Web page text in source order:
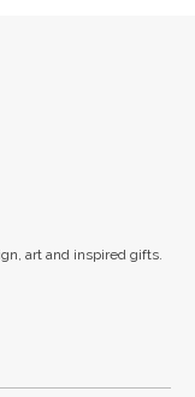
art and inspired gifts.